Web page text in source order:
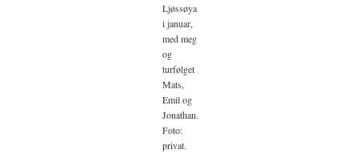
Ljøssøya
i januar,
med meg
og
turfølget
Mats,
Emil og
Jonathan.
Foto:
privat.